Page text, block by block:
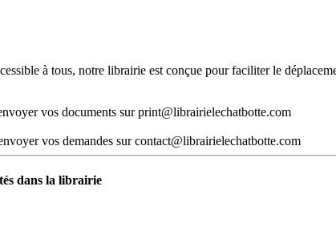
à tous, notre librairie est conçue pour faciliter le
vos documents sur print@librairielechatbotte.com
vos demandes sur contact@librairielechatbotte.com
dans la librairie